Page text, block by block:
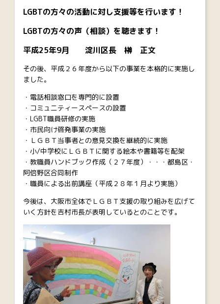
LGBTの方々の活動に対し支援等を行います！
LGBTの方々の声（相談）を聴きます！
平成25年9月 淀川区長 榊 正文
その後、平成２６年度から以下の事業を本格的に実施し
ました。
・電話相談窓口を専門的に設置
・コミュニティースペースの設置
・LGBT職員研修の実施
・市民向け啓発事業の実施
・ＬＧＢＴ当事者との意見交換を継続的に実施
・小/中学校にＬＧＢＴに関する絵本や書籍等を配架
・教職員ハンドブック作成（２７年度）・・・都島区・
阿倍野区合同制作
・職員による出前講座（平成２８年１月より実施）
今後は、大阪市全体でＬＧＢＴ支援の取り組みを広げて
いく方針を吉村市長が表明しているとのことです。